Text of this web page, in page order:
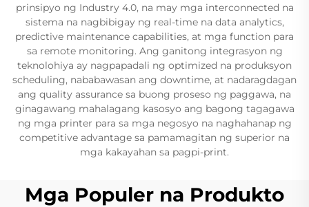
prinsipyo ng Industry 4.0, na may mga interconnected na
sistema na nagbibigay ng real-time na data analytics,
predictive maintenance capabilities, at mga function para
sa remote monitoring. Ang ganitong integrasyon ng
teknolohiya ay nagpapadali ng optimized na produksyon
scheduling, nababawasan ang downtime, at nadaragdagan
ang quality assurance sa buong proseso ng paggawa, na
ginagawang mahalagang kasosyo ang bagong tagagawa
ng mga printer para sa mga negosyo na naghahanap ng
competitive advantage sa pamamagitan ng superior na
mga kakayahan sa pagpi-print.
Mga Populer na Produkto